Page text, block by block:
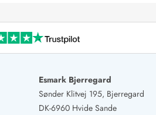
Esmark Bjerregard
Sønder Klitvej 195, Bjerregard
DK-6960 Hvide Sande